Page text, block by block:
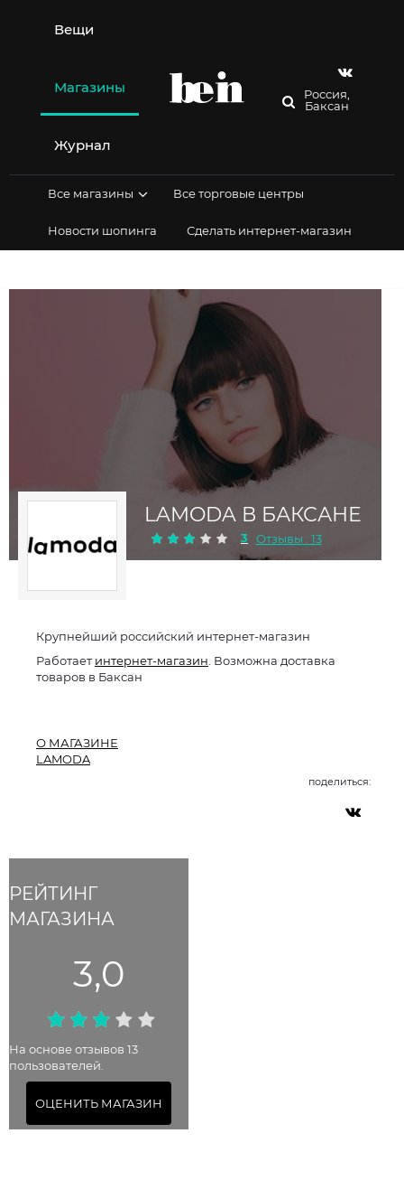
содержимому
Вещи
Магазины
Журнал
Россия,
Баксан
Все магазины Все торговые центры
Новости шопинга Сделать интернет-магазин
LAMODA В БАКСАНЕ
3 Отзывы : 13
РЕЙТИНГ
МАГАЗИНА
3,0
На основе отзывов 13
пользователей.
ОЦЕНИТЬ МАГАЗИН
Крупнейший российский интернет-магазин
Работаетинтернет-магазин . Возможна доставка
товаров в Баксан
О МАГАЗИНЕ
LAMODA
поделиться: